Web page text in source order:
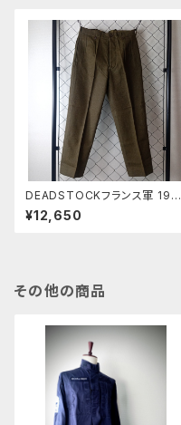
DEADSTOCKフランス軍 1950
～60年代 M-52ウールトラウザ
ーズ ツータックウエストカスタム
¥12,650
その他の商品